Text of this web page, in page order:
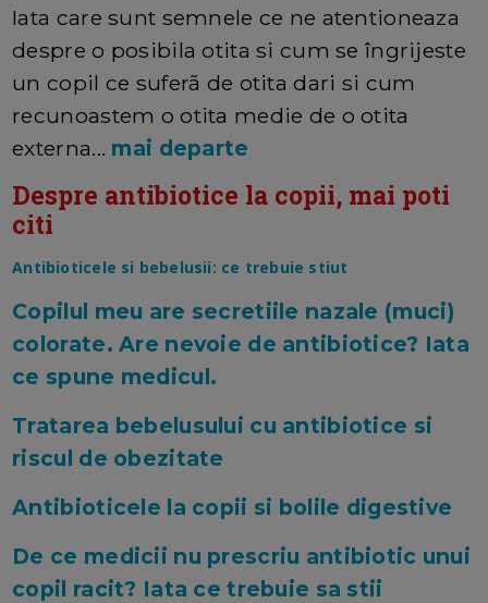
Iata care sunt semnele ce ne atentioneaza
despre o posibila otita si cum se îngrijeste
un copil ce suferã de otita dari si cum
recunoastem o otita medie de o otita
externa... mai departe
Despre antibiotice la copii, mai poti
citi
Antibioticele si bebelusii: ce trebuie stiut
Copilul meu are secretiile nazale (muci)
colorate. Are nevoie de antibiotice? Iata
ce spune medicul.
Tratarea bebelusului cu antibiotice si
riscul de obezitate
Antibioticele la copii si bolile digestive
De ce medicii nu prescriu antibiotic unui
copil racit? Iata ce trebuie sa stii